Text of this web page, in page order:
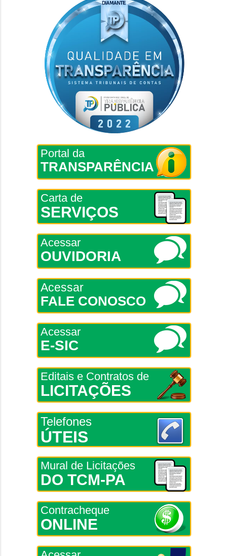
Portal da
TRANSPARÊNCIA
Carta de
SERVIÇOS
Acessar
OUVIDORIA
Acessar
FALE CONOSCO
Acessar
E-SIC
Editais e Contratos de
LICITAÇÕES
Telefones
ÚTEIS
Mural de Licitações
DO TCM-PA
Contracheque
ONLINE